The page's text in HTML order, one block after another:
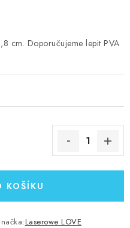
cm. Doporučujeme lepit PVA
KOŠÍKU
Laserowe LOVE